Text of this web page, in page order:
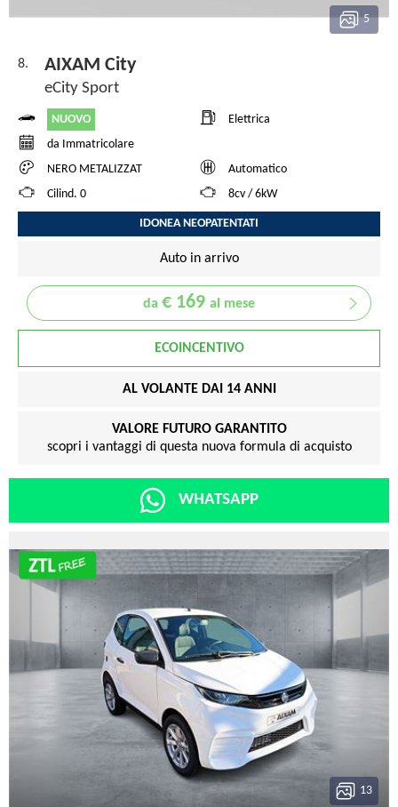
5
8. AIXAM City
eCity Sport
NUOVO
Elettrica
da Immatricolare
NERO METALIZZAT
Automatico
Cilind. 0
8cv / 6kW
IDONEA NEOPATENTATI
Auto in arrivo
da € 169 al mese
ECOINCENTIVO
AL VOLANTE DAI 14 ANNI
VALORE FUTURO GARANTITO
scopri i vantaggi di questa nuova formula di acquisto
WHATSAPP
13